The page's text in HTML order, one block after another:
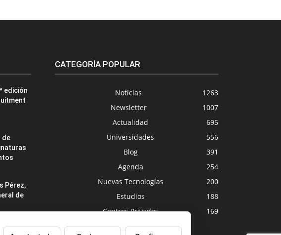
edición
de
Pérez,
de
CATEGORÍA POPULAR
Noticias
1263
Newsletter
1007
Actualidad
695
Universidades
556
Blog
391
Agenda
254
Nuevas Tecnologías
200
Estudios
188
Centros Privados
169